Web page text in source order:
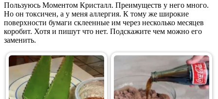
Пользуюсь Моментом Кристалл. Преимуществ у него много.
Но он токсичен, а у меня аллергия. К тому же широкие
поверхности бумаги склеенные им через несколько месяцев
коробит. Хотя и пишут что нет. Подскажите чем можно его
заменить.